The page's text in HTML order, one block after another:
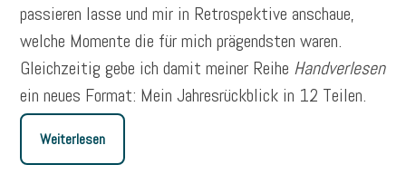
passieren lasse und mir in Retrospektive anschaue,
welche Momente die für mich prägendsten waren.
Gleichzeitig gebe ich damit meiner Reihe Handverlesen
ein neues Format: Mein Jahresrückblick in 12 Teilen.
Weiterlesen